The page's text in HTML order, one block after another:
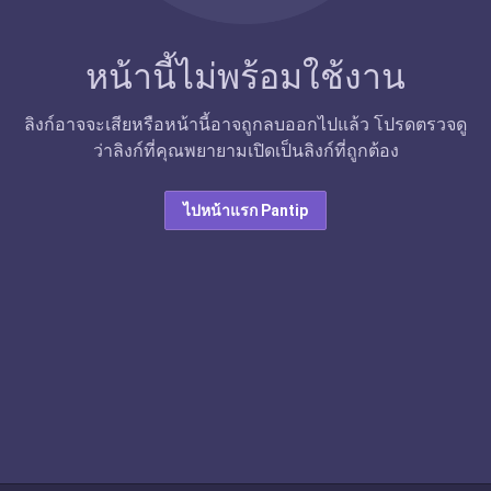
หน้านี้ไม่พร้อมใช้งาน
ลิงก์อาจจะเสียหรือหน้านี้อาจถูกลบออกไปแล้ว โปรดตรวจดู
ว่าลิงก์ที่คุณพยายามเปิดเป็นลิงก์ที่ถูกต้อง
ไปหน้าแรก Pantip